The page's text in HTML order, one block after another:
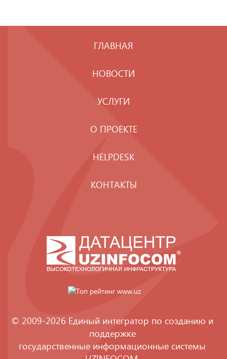
ГЛАВНАЯ
НОВОСТИ
УСЛУГИ
О ПРОЕКТЕ
HELPDESK
КОНТАКТЫ
© 2009-2026 Единый интегратор по созданию и
поддержке
государственные информационные системы